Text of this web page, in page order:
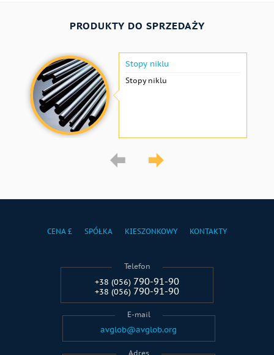
PRODUKTY DO SPRZEDAŻY
Stopy niklu
Stopy niklu
CENA £ SPÓŁKA KIESZONKOWY KONTAKTY
Telefon
+38 (056) 790-91-90
+38 (056) 790-91-90
E-mail
avglob@avglob.org
Adres